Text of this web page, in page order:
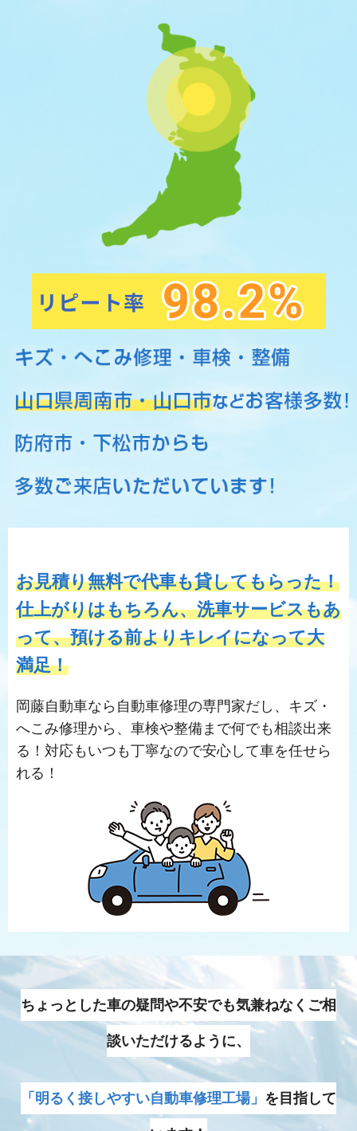
お見積り無料で代車も貸してもらった！
仕上がりはもちろん、洗車サービスもあ
って、預ける前よりキレイになって大
満足！
岡藤自動車なら自動車修理の専門家だし、キズ・
へこみ修理から、車検や整備まで何でも相談出来
る！対応もいつも丁寧なので安心して車を任せら
れる！
ちょっとした車の疑問や不安でも気兼ねなくご相
談いただけるように、
「明るく接しやすい自動車修理工場」 を目指して